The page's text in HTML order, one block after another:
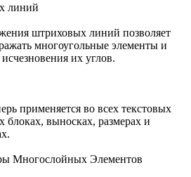
линий
штриховых линий позволяет
многоугольные элементы и
их углов.
применяется во всех текстовых
блоках, выносках, размерах и
Многослойных Элементов